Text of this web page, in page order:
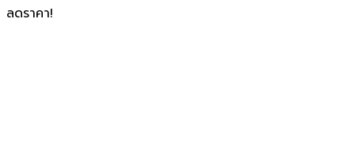
ลดราคา!